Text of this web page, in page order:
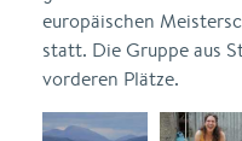
europäischen
statt. Die Gruppe aus
vorderen Plätze.